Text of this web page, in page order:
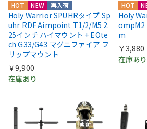
HOT NEW 再入荷
Holy Warrior SPUHRタイプ Sp
uhr RDF Aimpoint T1/2/M5 2.
25インチ ハイマウント + EOte
ch G33/G43 マグニファイア フ
リップマウント
￥9,900
在庫あり
HOT
Holy
ompM2
m
￥3,880
在庫あり